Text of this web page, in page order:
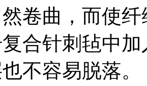
卷曲，而使
合针刺毡中
不容易脱落。